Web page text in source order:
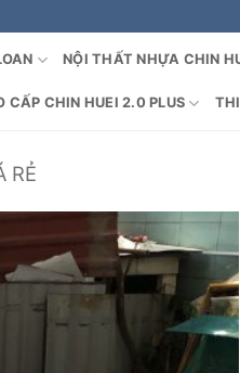
NỘI THẤT NHỰA CHIN
CẤP CHIN HUEI 2.0 PLUS
RẺ